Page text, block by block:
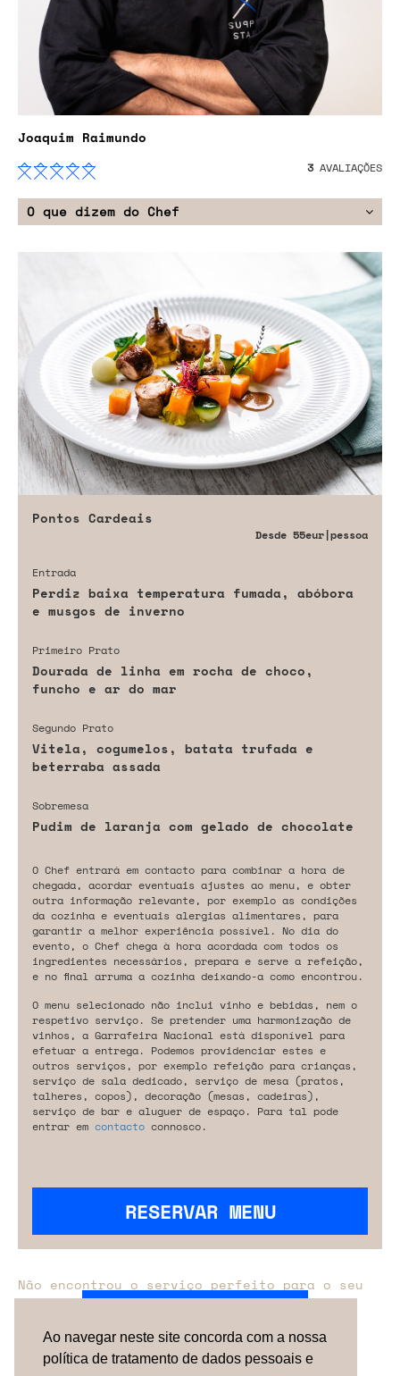
Ao navegar neste site concorda com a nossa
política de tratamento de dados pessoais e
Joaquim Raimundo
3 AVALIAÇÕES
O que dizem do Chef
Pontos Cardeais
Desde 55eur|pessoa
Entrada
Perdiz baixa temperatura fumada, abóbora
e musgos de inverno
Primeiro Prato
Dourada de linha em rocha de choco,
funcho e ar do mar
Segundo Prato
Vitela, cogumelos, batata trufada e
beterraba assada
Sobremesa
Pudim de laranja com gelado de chocolate
O Chef entrará em contacto para combinar a hora de
chegada, acordar eventuais ajustes ao menu, e obter
outra informação relevante, por exemplo as condições
da cozinha e eventuais alergias alimentares, para
garantir a melhor experiência possível. No dia do
evento, o Chef chega à hora acordada com todos os
ingredientes necessários, prepara e serve a refeição,
e no final arruma a cozinha deixando-a como encontrou.
O menu selecionado não inclui vinho e bebidas, nem o
respetivo serviço. Se pretender uma harmonização de
vinhos, a Garrafeira Nacional está disponível para
efetuar a entrega. Podemos providenciar estes e
outros serviços, por exemplo refeição para crianças,
serviço de sala dedicado, serviço de mesa (pratos,
talheres, copos), decoração (mesas, cadeiras),
serviço de bar e aluguer de espaço. Para tal pode
entrar em contacto connosco.
RESERVAR MENU
Não encontrou o serviço perfeito para o seu
evento?
Entre em contacto connosco.
TERMOS & CONDIÇÕES SOBRE NÓS
COMO